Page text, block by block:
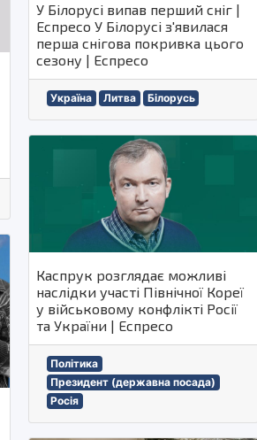
У Білорусі випав перший сніг |
Еспресо У Білорусі з'явилася
перша снігова покривка цього
сезону | Еспресо
Україна Литва Білорусь
Каспрук розглядає можливі
наслідки участі Північної Кореї
у військовому конфлікті Росії
та України | Еспресо
Політика
Президент (державна посада)
Росія